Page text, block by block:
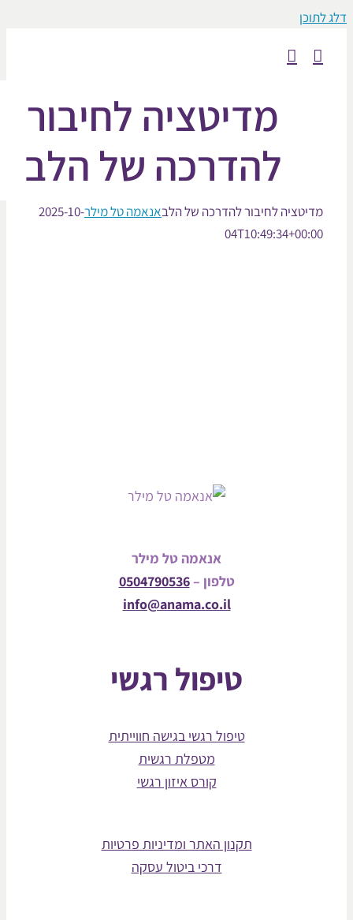
מדיטציה לחיבור
להדרכה של הלב
לחיבור להדרכה של הלב אנאמה טל מילר2025-10-
אנאמה טל מילר
טלפון –0504790536
info@anama.co.il
טיפול רגשי
טיפול רגשי בגישה חווייתית
מטפלת רגשית
קורס איזון רגשי
תקנון האתר ומדיניות פרטיות
דרכי ביטול עסקה